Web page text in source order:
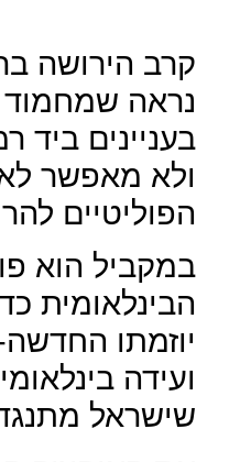
קרב הירושה
נראה
בעניינים ביד
ולא מאפשר
הפוליטיים
במקביל הוא
הבינלאומית
יוזמתו
ועידה
שישראל